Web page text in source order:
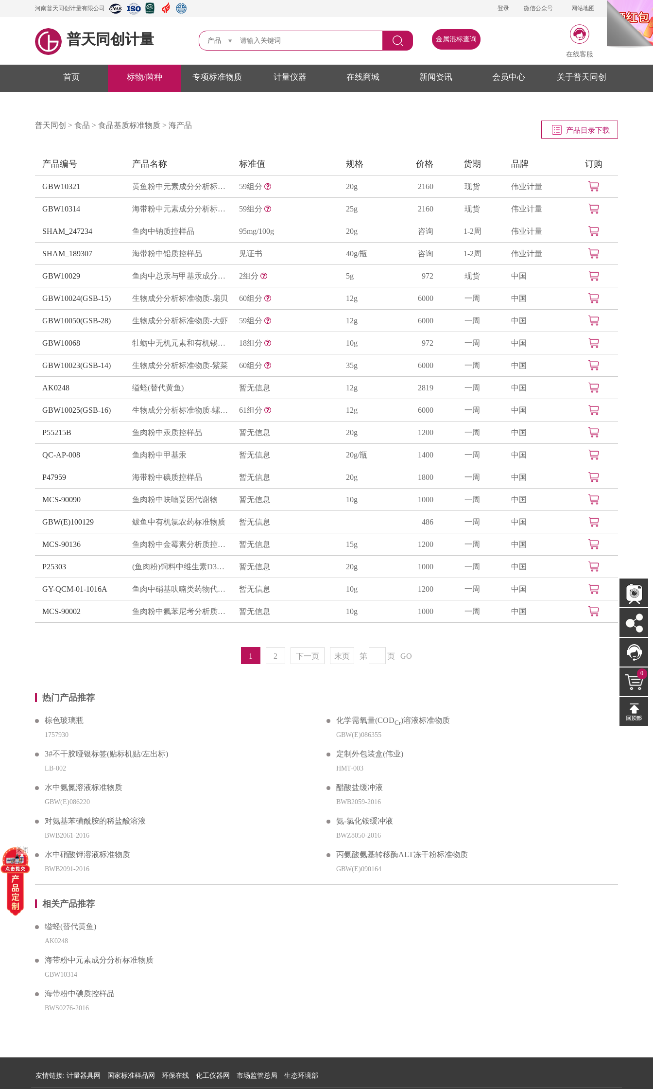
河南普天同创计量有限公司 登录 微信公众号 网站地图
普天同创计量 产品 金属混标查询
在线客服
首页 标物/菌种 专项标准物质 计量仪器 在线商城 新闻资讯 会员中心 关于普天同创
普天同创 > 食品 > 食品基质标准物质 > 海产品
产品目录下载
产品编号 产品名称 标准值 规格 价格 货期 品牌 订购
GBW10321 黄鱼粉中元素成分分析标准物质 59组分 20g 2160 现货 伟业计量
GBW10314 海带粉中元素成分分析标准物质 59组分 25g 2160 现货 伟业计量
SHAM_247234 鱼肉中钠质控样品 95mg/100g 20g 咨询 1-2周 伟业计量
SHAM_189307 海带粉中铅质控样品 见证书 40g/瓶 咨询 1-2周 伟业计量
GBW10029 鱼肉中总汞与甲基汞成分分析标准物质 2组分 5g 972 现货 中国
GBW10024(GSB-15) 生物成分分析标准物质-扇贝 60组分 12g 6000 一周 中国
GBW10050(GSB-28) 生物成分分析标准物质-大虾 59组分 12g 6000 一周 中国
GBW10068 牡蛎中无机元素和有机锡形态标准物质 18组分 10g 972 一周 中国
GBW10023(GSB-14) 生物成分分析标准物质-紫菜 60组分 35g 6000 一周 中国
AK0248 缢蛏(替代黄鱼) 暂无信息 12g 2819 一周 中国
GBW10025(GSB-16) 生物成分分析标准物质-螺旋藻 61组分 12g 6000 一周 中国
P55215B 鱼肉粉中汞质控样品 暂无信息 20g 1200 一周 中国
QC-AP-008 鱼肉粉中甲基汞 暂无信息 20g/瓶 1400 一周 中国
P47959 海带粉中碘质控样品 暂无信息 20g 1800 一周 中国
MCS-90090 鱼肉粉中呋喃妥因代谢物 暂无信息 10g 1000 一周 中国
GBW(E)100129 鲅鱼中有机氯农药标准物质 暂无信息 486 一周 中国
MCS-90136 鱼肉粉中金霉素分析质控样GB31656.11-2021 暂无信息 15g 1200 一周 中国
P25303 (鱼肉粉)饲料中维生素D3质控样品 暂无信息 20g 1000 一周 中国
GY-QCM-01-1016A 鱼肉中硝基呋喃类药物代谢物残留量分析质控样品(呋喃唑酮代谢物、呋喃它酮代谢物、呋喃妥因代谢物、呋喃西林代谢物) 暂无信息 10g 1200 一周 中国
MCS-90002 鱼肉粉中氟苯尼考分析质控样GB31656.16-2022 暂无信息 10g 1000 一周 中国
1 2 下一页 末页 第 页 GO
热门产品推荐
棕色玻璃瓶
1757930
3#不干胶哑银标签(贴标机贴/左出标)
LB-002
水中氨氮溶液标准物质
GBW(E)086220
对氨基苯磺酰胺的稀盐酸溶液
BWB2061-2016
水中硝酸钾溶液标准物质
BWB2091-2016
化学需氧量(CODCr)溶液标准物质
GBW(E)086355
定制外包装盒(伟业)
HMT-003
醋酸盐缓冲液
BWB2059-2016
氨-氯化铵缓冲液
BWZ8050-2016
丙氨酸氨基转移酶ALT冻干粉标准物质
GBW(E)090164
相关产品推荐
缢蛏(替代黄鱼)
AK0248
海带粉中元素成分分析标准物质
GBW10314
海带粉中碘质控样品
BWS0276-2016
友情链接: 计量器具网 国家标准样品网 环保在线 化工仪器网 市场监管总局 生态环境部
关闭
0